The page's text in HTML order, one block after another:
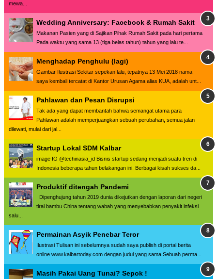
mewa...
Wedding Anniversary: Facebook & Rumah Sakit
Makanan Pasien yang di Sajikan Pihak Rumah Sakit pada hari pertama
Pada waktu yang sama 13 (tiga belas tahun) tahun yang lalu te...
Menghadap Penghulu (lagi)
Gambar Ilustrasi Sekitar sepekan lalu, tepatnya 13 Mei 2018 nama
saya kembali tercatat di Kantor Urusan Agama alias KUA, adalah unt...
Pahlawan dan Pesan Disrupsi
Tak ada yang dapat membantah bahwa semangat utama para
Pahlawan adalah memperjuangkan sebuah perubahan, semua jalan
dilewati, mulai dari jal...
Startup Lokal SDM Kalbar
image IG @techinasia_id Bisnis startup sedang menjadi suatu tren di
Indonesia beberapa tahun belakangan ini. Berbagai kisah sukses da...
Produktif ditengah Pandemi
Dipenghujung tahun 2019 dunia dikejutkan dengan laporan dari negeri
tirai bambu China tentang wabah yang menyebabkan penyakit infeksi
salu...
Permainan Asyik Penebar Teror
Ilustrasi Tulisan ini sebelumnya sudah saya publish di portal berita
online www.kalbartoday.com dengan judul yang sama Sebuah perma...
Masih Pakai Uang Tunai? Sepok !